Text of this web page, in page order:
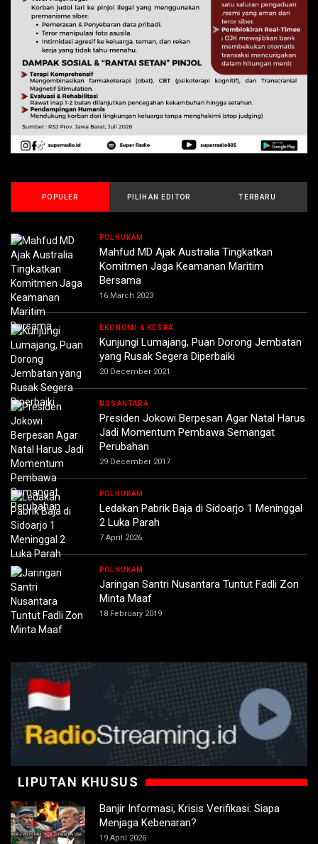
POPULER PILIHAN EDITOR TERBARU
POLHUKAM
Mahfud MD Ajak Australia Tingkatkan
Komitmen Jaga Keamanan Maritim
Bersama
16 March 2023
EKONOMI & KESRA
Kunjungi Lumajang, Puan Dorong Jembatan
yang Rusak Segera Diperbaiki
20 December 2021
NUSANTARA
Presiden Jokowi Berpesan Agar Natal Harus
Jadi Momentum Pembawa Semangat
Perubahan
29 December 2017
POLHUKAM
Ledakan Pabrik Baja di Sidoarjo 1 Meninggal
2 Luka Parah
7 April 2026
POLHUKAM
Jaringan Santri Nusantara Tuntut Fadli Zon
Minta Maaf
18 February 2019
LIPUTAN KHUSUS
Banjir Informasi, Krisis Verifikasi: Siapa
Menjaga Kebenaran?
19 April 2026